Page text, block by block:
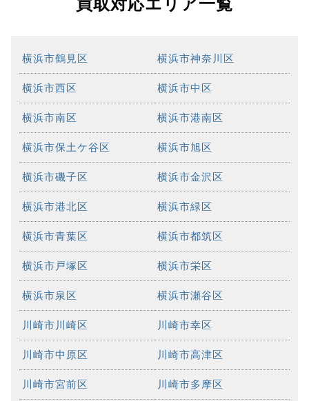
横浜市鶴見区 横浜市神奈川区
横浜市西区 横浜市中区
横浜市南区 横浜市港南区
横浜市保土ケ谷区 横浜市旭区
横浜市磯子区 横浜市金沢区
横浜市港北区 横浜市緑区
横浜市青葉区 横浜市都筑区
横浜市戸塚区 横浜市栄区
横浜市泉区 横浜市瀬谷区
川崎市川崎区 川崎市幸区
川崎市中原区 川崎市高津区
川崎市宮前区 川崎市多摩区